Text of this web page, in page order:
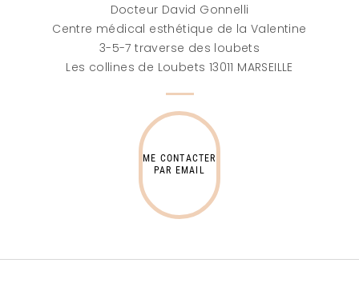
Docteur David Gonnelli
Centre médical esthétique de la Valentine
3-5-7 traverse des loubets
Les collines de Loubets 13011 MARSEILLE
ME CONTACTER
PAR EMAIL